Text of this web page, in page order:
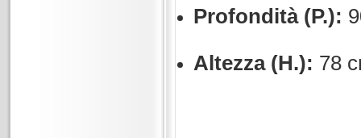
Profondità (P.):
Altezza (H.): 78